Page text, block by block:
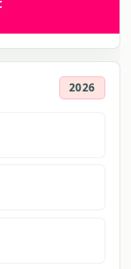
2026